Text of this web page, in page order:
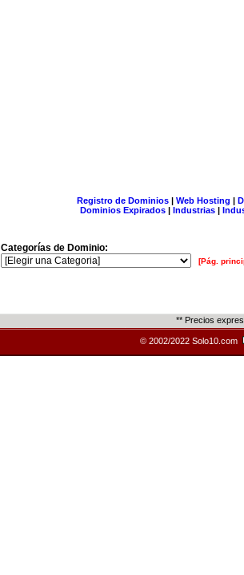
Registro de Dominios| Web Hosting |
Dominios Expirados | Industrias |
Categorías de Dominio:
[Pág.
** Precios
© 2002/2022 Solo10.com